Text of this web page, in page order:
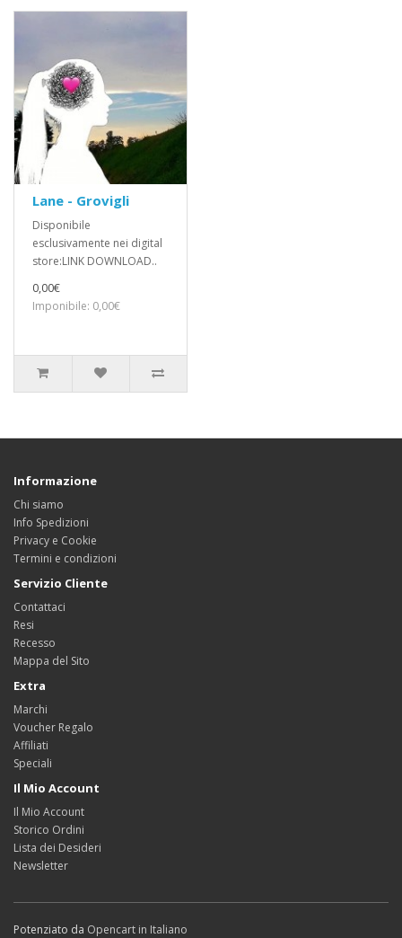
Lane - Grovigli
Disponibile
esclusivamente nei digital
store:LINK DOWNLOAD..
0,00€
Imponibile: 0,00€
Informazione
Chi siamo
Info Spedizioni
Privacy e Cookie
Termini e condizioni
Servizio Cliente
Contattaci
Resi
Recesso
Mappa del Sito
Extra
Marchi
Voucher Regalo
Affiliati
Speciali
Il Mio Account
Il Mio Account
Storico Ordini
Lista dei Desideri
Newsletter
Potenziato da Opencart in Italiano